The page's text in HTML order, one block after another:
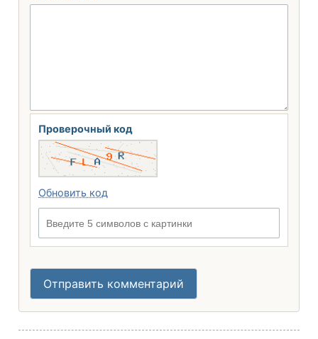
Проверочный код
Обновить код
Отправить комментарий